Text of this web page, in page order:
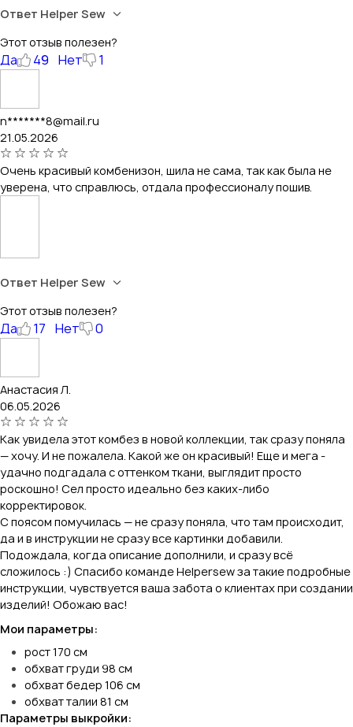
Ответ Helper Sew
Этот отзыв полезен?
Да 49 Нет 1
n*******8@mail.ru
21.05.2026
Очень красивый комбенизон, шила не сама, так как была не
уверена, что справлюсь, отдала профессионалу пошив.
Ответ Helper Sew
Этот отзыв полезен?
Да 17 Нет 0
Анастасия Л.
06.05.2026
Как увидела этот комбез в новой коллекции, так сразу поняла
— хочу. И не пожалела. Какой же он красивый! Еще и мега -
удачно подгадала с оттенком ткани, выглядит просто
роскошно! Сел просто идеально без каких-либо
корректировок.
С поясом помучилась — не сразу поняла, что там происходит,
да и в инструкции не сразу все картинки добавили.
Подождала, когда описание дополнили, и сразу всё
сложилось :) Спасибо команде Helpersew за такие подробные
инструкции, чувствуется ваша забота о клиентах при создании
изделий! Обожаю вас!
Мои параметры:
рост 170 см
обхват груди 98 см
обхват бедер 106 см
обхват талии 81 см
Параметры выкройки: